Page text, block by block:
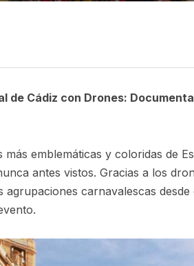
de Cádiz con Drones:
más emblemáticas y coloridas de
antes vistos. Gracias a los
carnavalescas